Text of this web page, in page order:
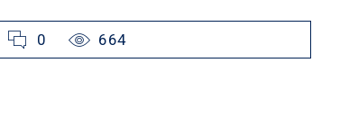
0 664